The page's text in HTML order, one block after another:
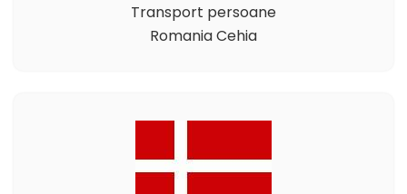
Transport persoane
Romania Cehia